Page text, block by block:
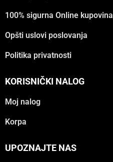
100% sigurna Online kupovina
Opšti uslovi poslovanja
Politika privatnosti
KORISNIČKI NALOG
Moj nalog
Korpa
UPOZNAJTE NAS